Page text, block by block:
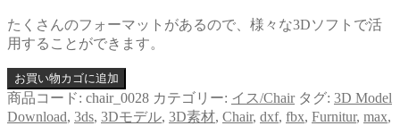
たくさんのフォーマットがあるので、様々な3Dソフトで活
用することができます。
お買い物カゴに追加
商品コード: chair_0028 カテゴリー: イス/Chair タグ: 3D Model
Download, 3ds, 3Dモデル, 3D素材, Chair, dxf, fbx, Furnitur, max,